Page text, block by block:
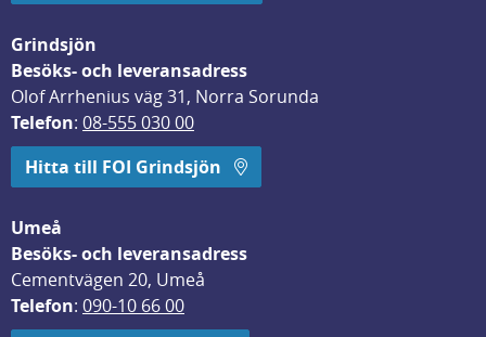
Grindsjön
Besöks- och leveransadress
Olof Arrhenius väg 31, Norra Sorunda
Telefon: 08-555 030 00
Hitta till FOI Grindsjön
Umeå
Besöks- och leveransadress
Cementvägen 20, Umeå
Telefon: 090-10 66 00